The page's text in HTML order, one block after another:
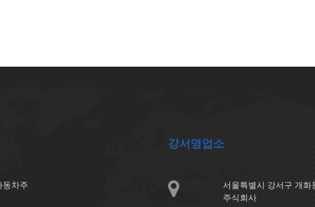
동차주
강서영업소
서울특별시 강서구 개
주식회사